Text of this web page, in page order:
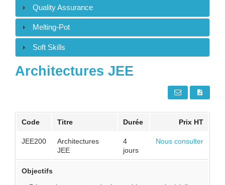
Quality Assurance
Melting-Pot
Soft Skills
Architectures JEE
Code Titre Durée Prix HT
JEE200
Architectures
JEE
4
jours
Nous consulter
Objectifs